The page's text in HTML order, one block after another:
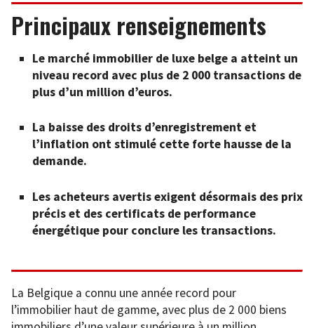
Principaux renseignements
Le marché immobilier de luxe belge a atteint un
niveau record avec plus de 2 000 transactions de
plus d’un million d’euros.
La baisse des droits d’enregistrement et
l’inflation ont stimulé cette forte hausse de la
demande.
Les acheteurs avertis exigent désormais des prix
précis et des certificats de performance
énergétique pour conclure les transactions.
La Belgique a connu une année record pour
l’immobilier haut de gamme, avec plus de 2 000 biens